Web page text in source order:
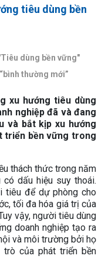
tiêu dùng bền
dùng bền vững"
thường mới”
xu hướng tiêu dùng
nghiệp đã và đang
và bắt kịp xu hướng
triển bền vững trong
thách thức trong năm
dấu hiệu suy thoái.
tiêu để dự phòng cho
tối đa hóa giá trị của
vậy, người tiêu dùng
doanh nghiệp tạo ra
và môi trường bởi họ
của phát triển bền